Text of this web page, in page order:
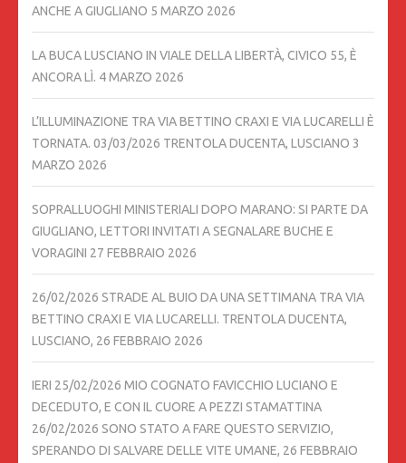
ANCHE A GIUGLIANO 5 MARZO 2026
LA BUCA LUSCIANO IN VIALE DELLA LIBERTÀ, CIVICO 55, È
ANCORA LÌ. 4 MARZO 2026
L’ILLUMINAZIONE TRA VIA BETTINO CRAXI E VIA LUCARELLI È
TORNATA. 03/03/2026 TRENTOLA DUCENTA, LUSCIANO 3
MARZO 2026
SOPRALLUOGHI MINISTERIALI DOPO MARANO: SI PARTE DA
GIUGLIANO, LETTORI INVITATI A SEGNALARE BUCHE E
VORAGINI 27 FEBBRAIO 2026
26/02/2026 STRADE AL BUIO DA UNA SETTIMANA TRA VIA
BETTINO CRAXI E VIA LUCARELLI. TRENTOLA DUCENTA,
LUSCIANO, 26 FEBBRAIO 2026
IERI 25/02/2026 MIO COGNATO FAVICCHIO LUCIANO E
DECEDUTO, E CON IL CUORE A PEZZI STAMATTINA
26/02/2026 SONO STATO A FARE QUESTO SERVIZIO,
SPERANDO DI SALVARE DELLE VITE UMANE, 26 FEBBRAIO